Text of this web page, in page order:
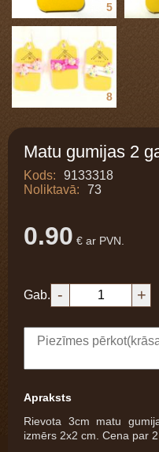
5
8
Matu gumijas 2
Kods:
9133318
Noliktavā:
73
0.90 € ar PVN.
Gab. - +
Apraksts
Rievota 3cm matu
izmērs 2x2 cm. Cena par 2